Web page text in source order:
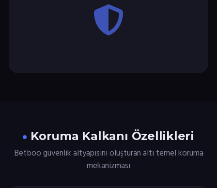
Koruma Kalkanı Özellikleri
Betboo güvenlik altyapısını oluşturan altı temel koruma
mekanizması